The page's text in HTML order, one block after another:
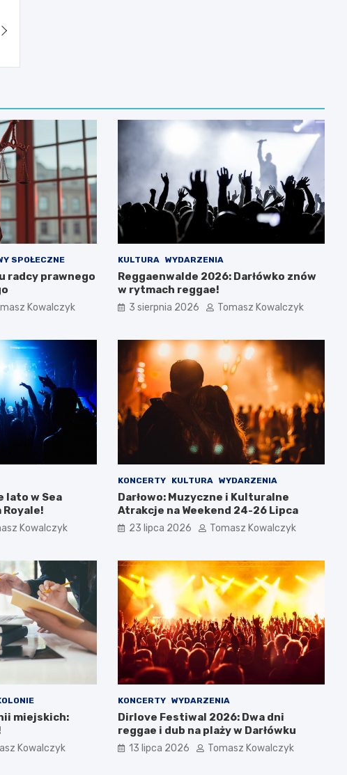
SPOŁECZNE
radcy prawnego
Kowalczyk
KULTURA WYDARZENIA
Reggaenwalde 2026: Darłówko znów
w rytmach reggae!
3 sierpnia 2026 Tomasz Kowalczyk
lato w Sea
Kowalczyk
KONCERTY KULTURA WYDARZENIA
Darłowo: Muzyczne i Kulturalne
Atrakcje na Weekend 24-26 Lipca
23 lipca 2026 Tomasz Kowalczyk
miejskich:
Kowalczyk
KONCERTY WYDARZENIA
Dirlove Festiwal 2026: Dwa dni
reggae i dub na plaży w Darłówku
13 lipca 2026 Tomasz Kowalczyk